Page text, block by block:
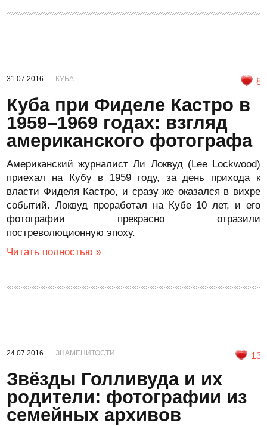
31.07.2016 КУБА 8
Куба при Фиделе Кастро в
1959–1969 годах: взгляд
американского фотографа
Американский журналист Ли Локвуд (Lee Lockwood)
приехал на Кубу в 1959 году, за день прихода к
власти Фиделя Кастро, и сразу же оказался в вихре
событий. Локвуд проработал на Кубе 10 лет, и его
фотографии прекрасно отразили
постреволюционную эпоху.
Читать полностью »
24.07.2016 ЗНАМЕНИТОСТИ 13
Звёзды Голливуда и их
родители: фотографии из
семейных архивов